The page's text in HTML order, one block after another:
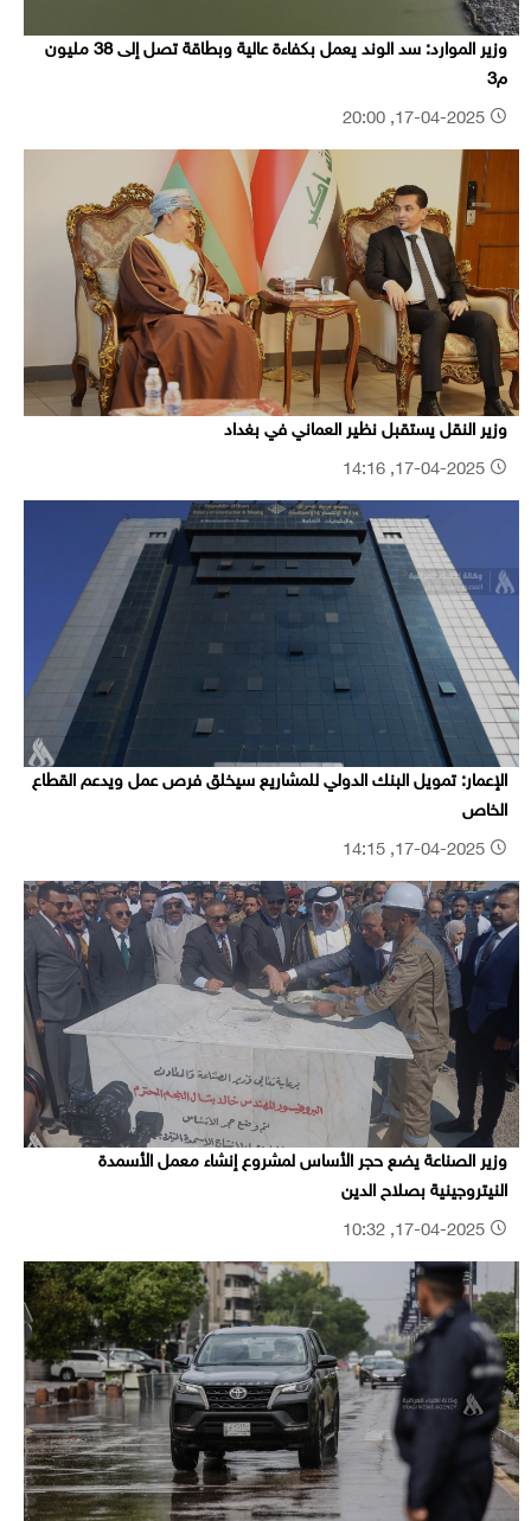
وزير الموارد: سد الوند يعمل بكفاءة عالية وبطاقة تصل إلى 38 مليون
م3
وزير النقل يستقبل نظير العماني في بغداد
الإعمار: تمويل البنك الدولي للمشاريع سيخلق فرص عمل ويدعم القطاع
الخاص
وزير الصناعة يضع حجر الأساس لمشروع إنشاء معمل الأسمدة
النيتروجينية بصلاح الدين